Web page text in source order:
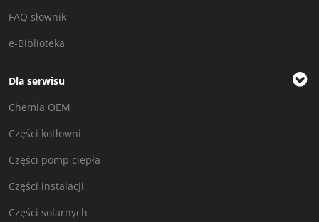
FAQ słownik
e-Biblioteka
Dla serwisu
Chemia OEM
Części kotłowni
Części pomp ciepła
Części instalacji
Części solarnych